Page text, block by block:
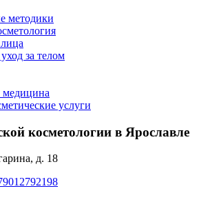
методики
за телом
медицина
услуги
косметологии в Ярославле
д. 18